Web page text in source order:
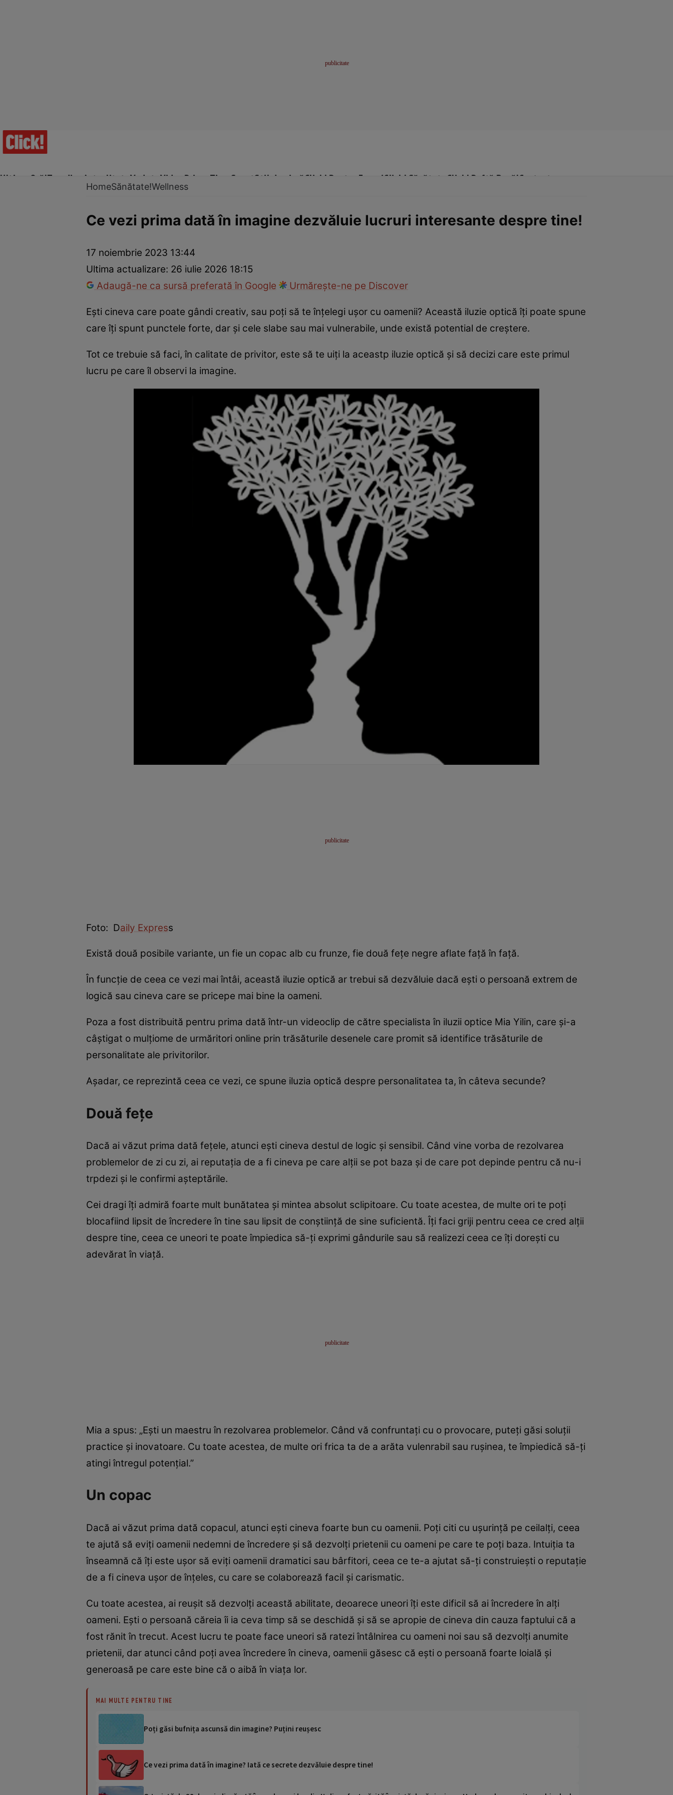
Ultima Oră!Trending Actualitate Vedete Video Prime Time SportStil de viațăClick! Pentru FemeiClick! Sănătate Click! Poftă Bună!Contact
Prevenție și tratamentRemedii naturisteMedicii răspund
HomeSănătate!Wellness
Ce vezi prima dată în imagine dezvăluie lucruri interesante despre tine!
17 noiembrie 2023 13:44
Ultima actualizare: 26 iulie 2026 18:15
Adaugă-ne ca sursă preferată în Google
Urmărește-ne pe Discover
Ești cineva care poate gândi creativ, sau poți să te înțelegi ușor cu oamenii? Această iluzie optică îți poate spune
care îți spunt punctele forte, dar și cele slabe sau mai vulnerabile, unde există potential de creștere.
Tot ce trebuie să faci, în calitate de privitor, este să te uiți la aceastp iluzie optică și să decizi care este primul
lucru pe care îl observi la imagine.
Foto: Daily Express
Există două posibile variante, un fie un copac alb cu frunze, fie două fețe negre aflate față în față.
În funcție de ceea ce vezi mai întâi, această iluzie optică ar trebui să dezvăluie dacă ești o persoană extrem de
logică sau cineva care se pricepe mai bine la oameni.
Poza a fost distribuită pentru prima dată într-un videoclip de către specialista în iluzii optice Mia Yilin, care și-a
câștigat o mulțiome de urmăritori online prin trăsăturile desenele care promit să identifice trăsăturile de
personalitate ale privitorilor.
Așadar, ce reprezintă ceea ce vezi, ce spune iluzia optică despre personalitatea ta, în câteva secunde?
Două fețe
Dacă ai văzut prima dată fețele, atunci ești cineva destul de logic și sensibil. Când vine vorba de rezolvarea
problemelor de zi cu zi, ai reputația de a fi cineva pe care alții se pot baza și de care pot depinde pentru că nu-i
trpdezi și le confirmi așteptările.
Cei dragi îți admiră foarte mult bunătatea și mintea absolut sclipitoare. Cu toate acestea, de multe ori te poți
blocafiind lipsit de încredere în tine sau lipsit de conștiință de sine suficientă. Îți faci griji pentru ceea ce cred alții
despre tine, ceea ce uneori te poate împiedica să-ți exprimi gândurile sau să realizezi ceea ce îți dorești cu
adevărat în viață.
Mia a spus: „Ești un maestru în rezolvarea problemelor. Când vă confruntați cu o provocare, puteți găsi soluții
practice și inovatoare. Cu toate acestea, de multe ori frica ta de a arăta vulenrabil sau rușinea, te împiedică să-ți
atingi întregul potențial.”
Un copac
Dacă ai văzut prima dată copacul, atunci ești cineva foarte bun cu oamenii. Poți citi cu ușurință pe ceilalți, ceea
te ajută să eviți oamenii nedemni de încredere și să dezvolți prietenii cu oameni pe care te poți baza. Intuiția ta
înseamnă că îți este ușor să eviți oamenii dramatici sau bârfitori, ceea ce te-a ajutat să-ți construiești o reputație
de a fi cineva ușor de înțeles, cu care se colaborează facil și carismatic.
Cu toate acestea, ai reușit să dezvolți această abilitate, deoarece uneori îți este dificil să ai încredere în alți
oameni. Ești o persoană căreia îi ia ceva timp să se deschidă și să se apropie de cineva din cauza faptului că a
fost rănit în trecut. Acest lucru te poate face uneori să ratezi întâlnirea cu oameni noi sau să dezvolți anumite
prietenii, dar atunci când poți avea încredere în cineva, oamenii găsesc că ești o persoană foarte loială și
generoasă pe care este bine că o aibă în viața lor.
MAI MULTE PENTRU TINE
Poți găsi bufnița ascunsă din imagine? Puțini reușesc
Ce vezi prima dată în imagine? Iată ce secrete dezvăluie despre tine!